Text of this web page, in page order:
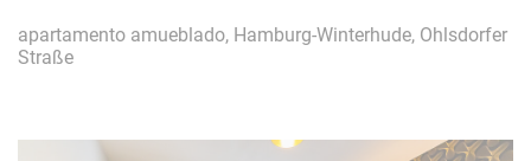
apartamento amueblado, Hamburg-Winterhude, Ohlsdorfer
Straße